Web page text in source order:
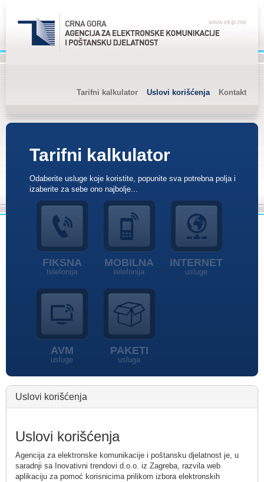
www.ekip.me
Tarifni kalkulator Uslovi korišćenja Kontakt
Tarifni kalkulator
Odaberite usluge koje koristite, popunite sva potrebna polja i
izaberite za sebe ono najbolje...
FIKSNA
telefonija
MOBILNA
telefonija
INTERNET
usluge
AVM
usluge
PAKETI
usluga
Uslovi korišćenja
Uslovi korišćenja
Agencija za elektronske komunikacije i poštansku djelatnost je, u
saradnji sa Inovativni trendovi d.o.o. iz Zagreba, razvila web
aplikaciju za pomoć korisnicima prilikom izbora elektronskih